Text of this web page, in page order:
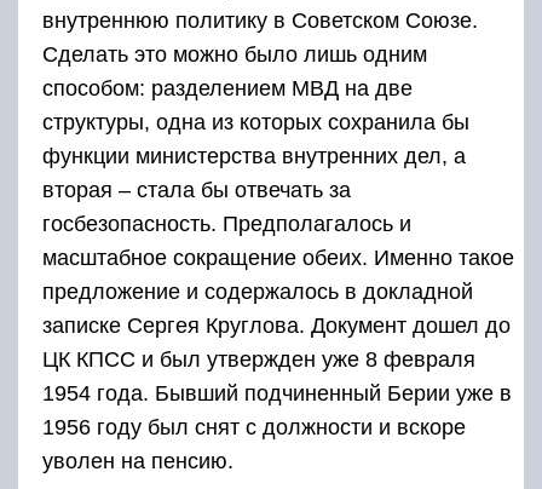
внутреннюю политику в Советском Союзе.
Сделать это можно было лишь одним
способом: разделением МВД на две
структуры, одна из которых сохранила бы
функции министерства внутренних дел, а
вторая – стала бы отвечать за
госбезопасность. Предполагалось и
масштабное сокращение обеих. Именно такое
предложение и содержалось в докладной
записке Сергея Круглова. Документ дошел до
ЦК КПСС и был утвержден уже 8 февраля
1954 года. Бывший подчиненный Берии уже в
1956 году был снят с должности и вскоре
уволен на пенсию.